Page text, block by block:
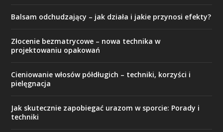
Balsam odchudzający – jak działa i jakie przynosi efekty?
Złocenie bezmatrycowe – nowa technika w
projektowaniu opakowań
Cieniowanie włosów półdługich – techniki, korzyści i
pielęgnacja
Jak skutecznie zapobiegać urazom w sporcie: Porady i
techniki